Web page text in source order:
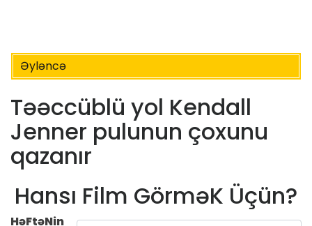
Əyləncə
Təəccüblü yol Kendall
Jenner pulunun çoxunu
qazanır
Hansı Film GörməK Üçün?
HəFtəNin